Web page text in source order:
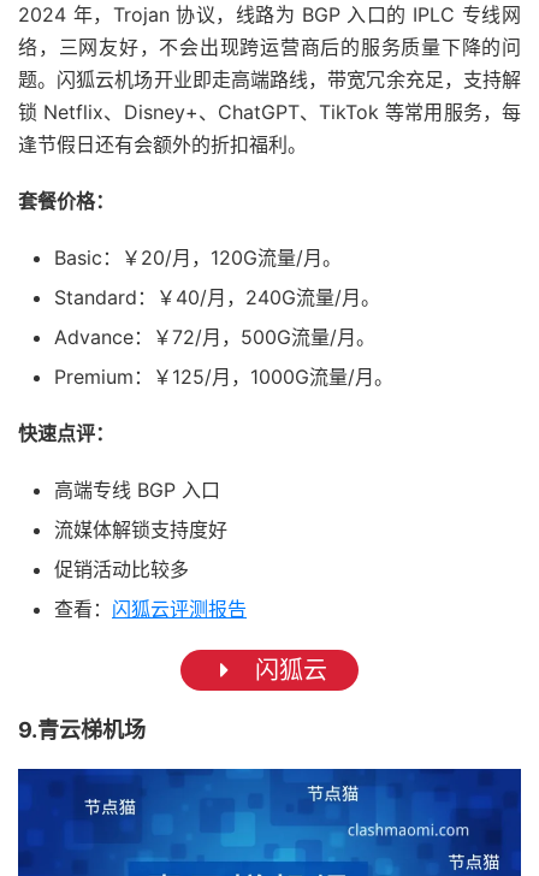
2024 年，Trojan 协议，线路为 BGP 入口的 IPLC 专线网
络，三网友好，不会出现跨运营商后的服务质量下降的问
题。闪狐云机场开业即走高端路线，带宽冗余充足，支持解
锁 Netflix、Disney+、ChatGPT、TikTok 等常用服务，每
逢节假日还有会额外的折扣福利。
套餐价格：
Basic：￥20/月，120G流量/月。
Standard：￥40/月，240G流量/月。
Advance：￥72/月，500G流量/月。
Premium：￥125/月，1000G流量/月。
快速点评：
高端专线 BGP 入口
流媒体解锁支持度好
促销活动比较多
查看： 闪狐云评测报告
闪狐云
9.青云梯机场